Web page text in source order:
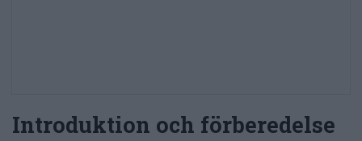
Introduktion och förberedelse